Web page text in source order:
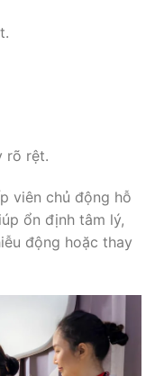
rõ rệt.
viên chủ động hỗ
ổn định tâm lý,
động hoặc thay